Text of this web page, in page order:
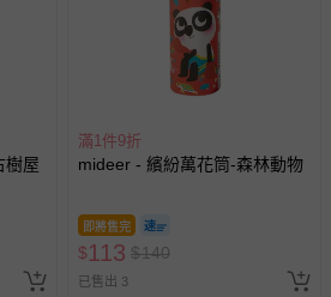
樹屋
滿1件9折
mideer - 繽紛萬花筒-森林動物
即將售完
$113 $140
已售出 3